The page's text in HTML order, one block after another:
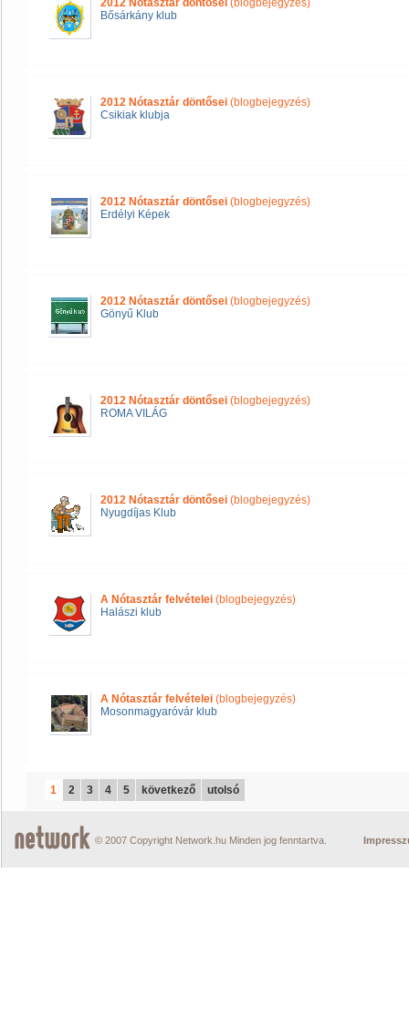
2012 Nótasztár döntősei (blogbejegyzés)
Bősárkány klub
2012 Nótasztár döntősei (blogbejegyzés)
Csikiak klubja
2012 Nótasztár döntősei (blogbejegyzés)
Erdélyi Képek
2012 Nótasztár döntősei (blogbejegyzés)
Gönyű Klub
2012 Nótasztár döntősei (blogbejegyzés)
ROMA VILÁG
2012 Nótasztár döntősei (blogbejegyzés)
Nyugdíjas Klub
A Nótasztár felvételei (blogbejegyzés)
Halászi klub
A Nótasztár felvételei (blogbejegyzés)
Mosonmagyaróvár klub
1 2 3 4 5 következő utolsó
© 2007 Copyright Network.hu Minden jog fenntartva.